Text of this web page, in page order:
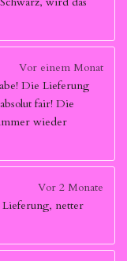
Vor einem Monat
Die Lieferung
fair! Die
wieder
Vor 2 Monate
netter